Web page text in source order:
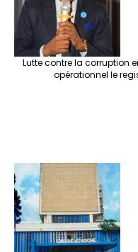
Lutte contre la corruption
opérationnel le